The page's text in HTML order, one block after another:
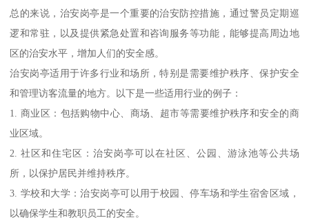
总的来说，治安岗亭是一个重要的治安防控措施，通过警员定期巡
逻和常驻，以及提供紧急处置和咨询服务等功能，能够提高周边地
区的治安水平，增加人们的安全感。
治安岗亭适用于许多行业和场所，特别是需要维护秩序、保护安全
和管理访客流量的地方。以下是一些适用行业的例子：
1. 商业区：包括购物中心、商场、超市等需要维护秩序和安全的商
业区域。
2. 社区和住宅区：治安岗亭可以在社区、公园、游泳池等公共场
所，以保护居民并维持秩序。
3. 学校和大学：治安岗亭可以用于校园、停车场和学生宿舍区域，
以确保学生和教职员工的安全。